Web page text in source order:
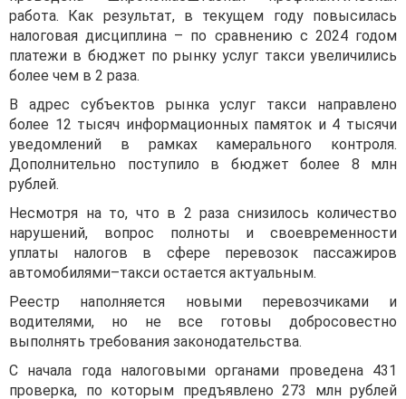
работа. Как результат, в текущем году повысилась
налоговая дисциплина – по сравнению с 2024 годом
платежи в бюджет по рынку услуг такси увеличились
более чем в 2 раза.
В адрес субъектов рынка услуг такси направлено
более 12 тысяч информационных памяток и 4 тысячи
уведомлений в рамках камерального контроля.
Дополнительно поступило в бюджет более 8 млн
рублей.
Несмотря на то, что в 2 раза снизилось количество
нарушений, вопрос полноты и своевременности
уплаты налогов в сфере перевозок пассажиров
автомобилями–такси остается актуальным.
Реестр наполняется новыми перевозчиками и
водителями, но не все готовы добросовестно
выполнять требования законодательства.
С начала года налоговыми органами проведена 431
проверка, по которым предъявлено 273 млн рублей